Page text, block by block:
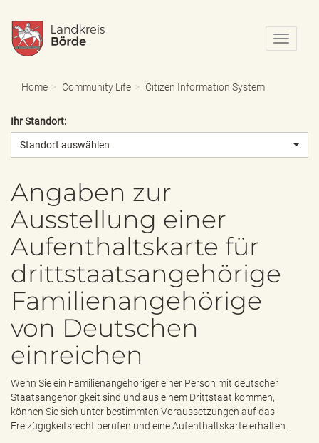
N
a
o
Home Community Life Citizen Information System
Ihr Standort:
Standort auswählen
Angaben zur
Ausstellung einer
Aufenthaltskarte für
drittstaatsangehörige
Familienangehörige
von Deutschen
einreichen
Wenn Sie ein Familienangehöriger einer Person mit deutscher
Staatsangehörigkeit sind und aus einem Drittstaat kommen,
können Sie sich unter bestimmten Voraussetzungen auf das
Freizügigkeitsrecht berufen und eine Aufenthaltskarte erhalten.